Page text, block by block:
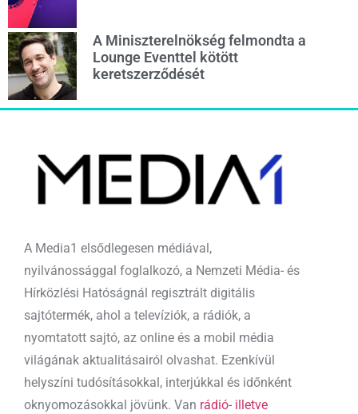
A Miniszterelnökség felmondta a
Lounge Eventtel kötött
keretszerződését
A Media1 elsődlegesen médiával,
nyilvánossággal foglalkozó, a Nemzeti Média- és
Hírközlési Hatóságnál regisztrált digitális
sajtótermék, ahol a televíziók, a rádiók, a
nyomtatott sajtó, az online és a mobil média
világának aktualitásairól olvashat. Ezenkívül
helyszíni tudósításokkal, interjúkkal és időnként
oknyomozásokkal jövünk. Van rádió- illetve